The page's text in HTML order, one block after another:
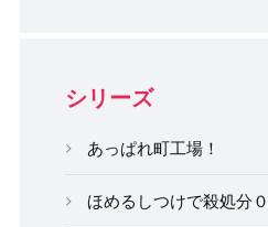
シリーズ
あっぱれ町工場！
ほめるしつけで殺処分